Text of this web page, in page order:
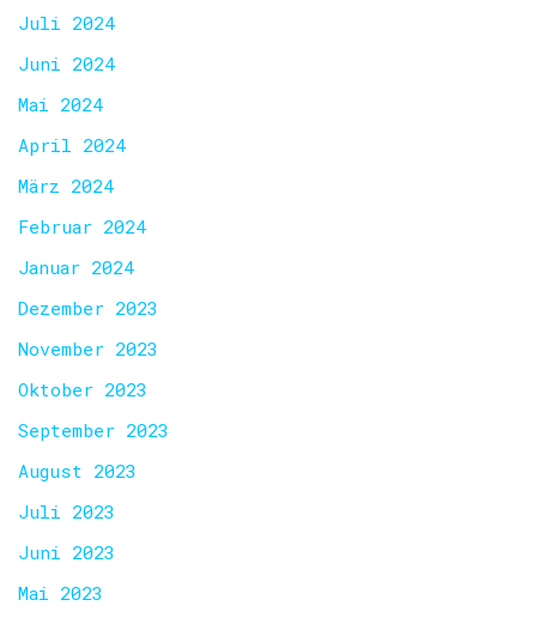
Juli 2024
Juni 2024
Mai 2024
April 2024
März 2024
Februar 2024
Januar 2024
Dezember 2023
November 2023
Oktober 2023
September 2023
August 2023
Juli 2023
Juni 2023
Mai 2023